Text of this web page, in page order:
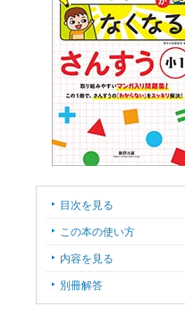
目次を見る
この本の使い方
内容を見る
別冊解答